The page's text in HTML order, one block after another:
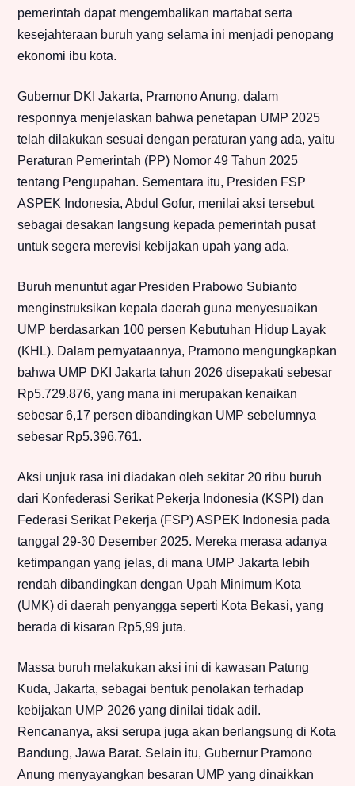
pemerintah dapat mengembalikan martabat serta
kesejahteraan buruh yang selama ini menjadi penopang
ekonomi ibu kota.
Gubernur DKI Jakarta, Pramono Anung, dalam
responnya menjelaskan bahwa penetapan UMP 2025
telah dilakukan sesuai dengan peraturan yang ada, yaitu
Peraturan Pemerintah (PP) Nomor 49 Tahun 2025
tentang Pengupahan. Sementara itu, Presiden FSP
ASPEK Indonesia, Abdul Gofur, menilai aksi tersebut
sebagai desakan langsung kepada pemerintah pusat
untuk segera merevisi kebijakan upah yang ada.
Buruh menuntut agar Presiden Prabowo Subianto
menginstruksikan kepala daerah guna menyesuaikan
UMP berdasarkan 100 persen Kebutuhan Hidup Layak
(KHL). Dalam pernyataannya, Pramono mengungkapkan
bahwa UMP DKI Jakarta tahun 2026 disepakati sebesar
Rp5.729.876, yang mana ini merupakan kenaikan
sebesar 6,17 persen dibandingkan UMP sebelumnya
sebesar Rp5.396.761.
Aksi unjuk rasa ini diadakan oleh sekitar 20 ribu buruh
dari Konfederasi Serikat Pekerja Indonesia (KSPI) dan
Federasi Serikat Pekerja (FSP) ASPEK Indonesia pada
tanggal 29-30 Desember 2025. Mereka merasa adanya
ketimpangan yang jelas, di mana UMP Jakarta lebih
rendah dibandingkan dengan Upah Minimum Kota
(UMK) di daerah penyangga seperti Kota Bekasi, yang
berada di kisaran Rp5,99 juta.
Massa buruh melakukan aksi ini di kawasan Patung
Kuda, Jakarta, sebagai bentuk penolakan terhadap
kebijakan UMP 2026 yang dinilai tidak adil.
Rencananya, aksi serupa juga akan berlangsung di Kota
Bandung, Jawa Barat. Selain itu, Gubernur Pramono
Anung menyayangkan besaran UMP yang dinaikkan